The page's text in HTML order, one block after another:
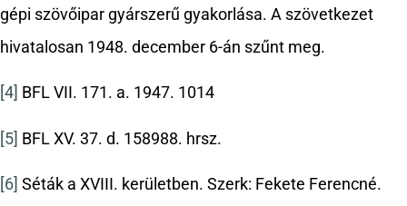
gépi szövőipar gyárszerű gyakorlása. A szövetkezet
hivatalosan 1948. december 6-án szűnt meg.
[4] BFL VII. 171. a. 1947. 1014
[5] BFL XV. 37. d. 158988. hrsz.
[6] Séták a XVIII. kerületben. Szerk: Fekete Ferencné.